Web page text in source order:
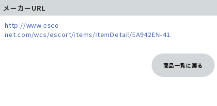
メーカーURL
http://www.esco-
net.com/wcs/escort/items/ItemDetail/EA942EN-41
商品一覧に戻る